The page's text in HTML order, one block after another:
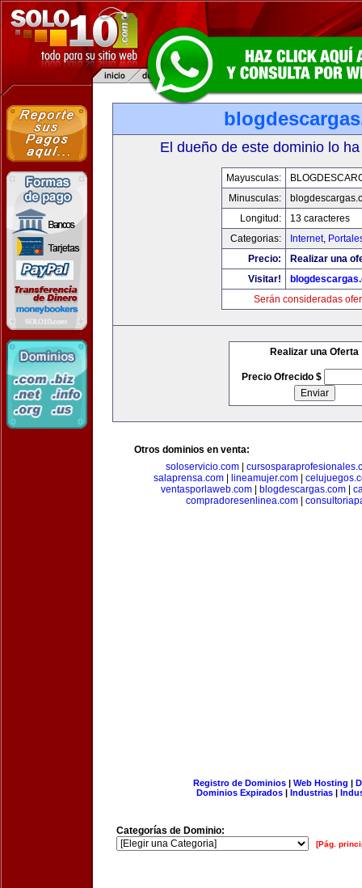
El dueño de este dominio lo
Mayusculas:
Minusculas:
Longitud:
13 caracteres
Categorias:
Internet,
Precio:
Realizar una
Visitar!
Serán consideradas
Realizar una Oferta
Precio Ofrecido $
Otros dominios en venta:
soloservicio.com|
salaprensa.com| lineamujer.com|
ventasporlaweb.com| blogdescargas.com|
compradoresenlinea.com|
Registro de Dominios| Web Hosting |
Dominios Expirados | Industrias |
Categorías de Dominio:
[Pág.